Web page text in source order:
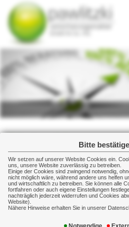
Bitte
Wir setzen auf unserer Website Cookies ein.
uns, unsere Website zuverlässig zu betreiben.
Einige der Cookies sind zwingend notwendig,
nicht möglich wäre, während andere uns helfen
und wirtschaftlich zu betreiben. Sie können alle
fortfahren oder auch eigene Einstellungen
nachträglich jederzeit widerrufen und Cookies
Website).
Nähere Hinweise erhalten Sie in unserer
Home
Start
Privatversicherungen
Was heute noch Bestand hat, kann
Denn nichts ist so beständig wie der
Damit Ihre Zukunft planbar und
nahezu alle Risiken
Versicherungspakete, die sich auch
individuellen Belange und Wünsche